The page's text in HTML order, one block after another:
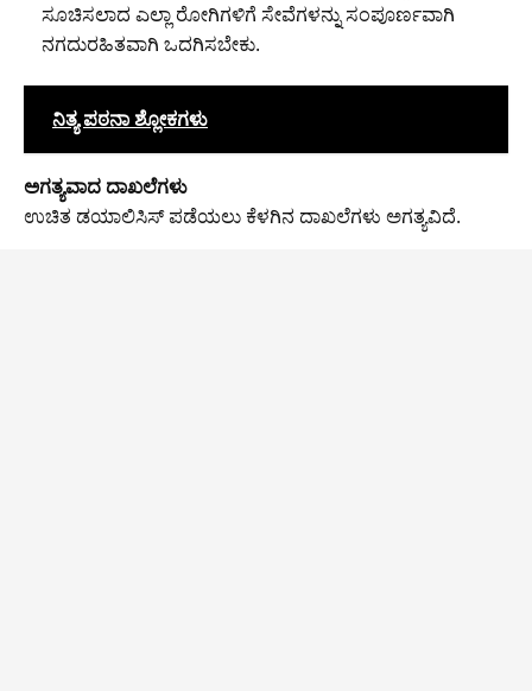
ಸೂಚಿಸಲಾದ ಎಲ್ಲಾ ರೋಗಿಗಳಿಗೆ ಸೇವೆಗಳನ್ನು ಸಂಪೂರ್ಣವಾಗಿ
ನಗದುರಹಿತವಾಗಿ ಒದಗಿಸಬೇಕು.
ನಿತ್ಯ ಪಠನಾ ಶ್ಲೋಕಗಳು
ಅಗತ್ಯವಾದ ದಾಖಲೆಗಳು
ಉಚಿತ ಡಯಾಲಿಸಿಸ್ ಪಡೆಯಲು ಕೆಳಗಿನ ದಾಖಲೆಗಳು ಅಗತ್ಯವಿದೆ.